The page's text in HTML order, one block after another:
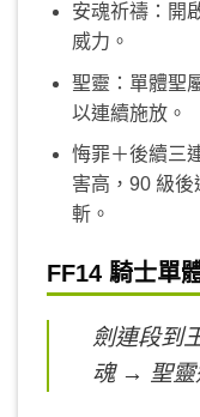
安魂祈禱：開
威力。
聖靈：單體聖
以連續施放。
悔罪＋後續三
害高，90 級
斬。
FF14 騎士單
劍連段到
魂 → 聖靈